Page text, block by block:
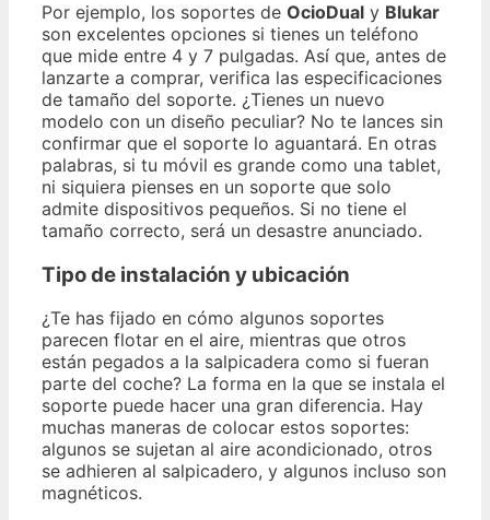
Por ejemplo, los soportes de OcioDual y Blukar
son excelentes opciones si tienes un teléfono
que mide entre 4 y 7 pulgadas. Así que, antes de
lanzarte a comprar, verifica las especificaciones
de tamaño del soporte. ¿Tienes un nuevo
modelo con un diseño peculiar? No te lances sin
confirmar que el soporte lo aguantará. En otras
palabras, si tu móvil es grande como una tablet,
ni siquiera pienses en un soporte que solo
admite dispositivos pequeños. Si no tiene el
tamaño correcto, será un desastre anunciado.
Tipo de instalación y ubicación
¿Te has fijado en cómo algunos soportes
parecen flotar en el aire, mientras que otros
están pegados a la salpicadera como si fueran
parte del coche? La forma en la que se instala el
soporte puede hacer una gran diferencia. Hay
muchas maneras de colocar estos soportes:
algunos se sujetan al aire acondicionado, otros
se adhieren al salpicadero, y algunos incluso son
magnéticos.